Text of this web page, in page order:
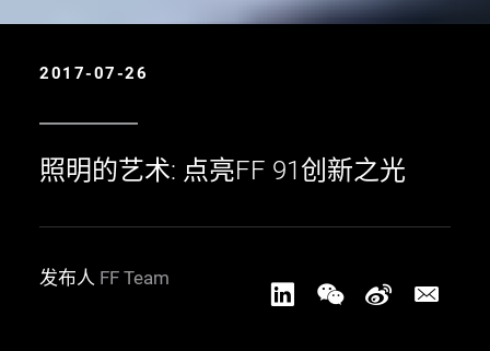
2017-07-26
照明的艺术: 点亮FF 91创新之光
发布人 FF Team